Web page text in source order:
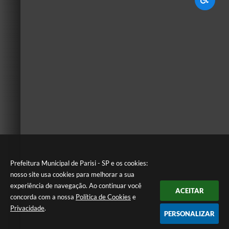
Prefeitura Municipal de Parisi - SP e os cookies:
nosso site usa cookies para melhorar a sua
experiência de navegação. Ao continuar você
concorda com a nossa Política de Cookies e
Privacidade.
ACEITAR
PERSONALIZAR